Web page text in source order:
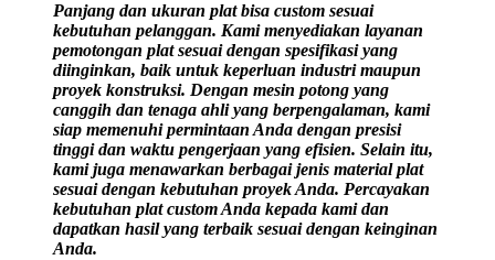
Panjang dan ukuran plat bisa custom sesuai
kebutuhan pelanggan. Kami menyediakan layanan
pemotongan plat sesuai dengan spesifikasi yang
diinginkan, baik untuk keperluan industri maupun
proyek konstruksi. Dengan mesin potong yang
canggih dan tenaga ahli yang berpengalaman, kami
siap memenuhi permintaan Anda dengan presisi
tinggi dan waktu pengerjaan yang efisien. Selain itu,
kami juga menawarkan berbagai jenis material plat
sesuai dengan kebutuhan proyek Anda. Percayakan
kebutuhan plat custom Anda kepada kami dan
dapatkan hasil yang terbaik sesuai dengan keinginan
Anda.